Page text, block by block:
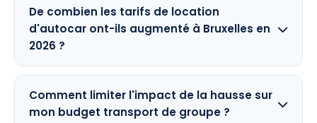
De combien les tarifs de location
d'autocar ont-ils augmenté à Bruxelles en
2026 ?
Comment limiter l'impact de la hausse sur
mon budget transport de groupe ?